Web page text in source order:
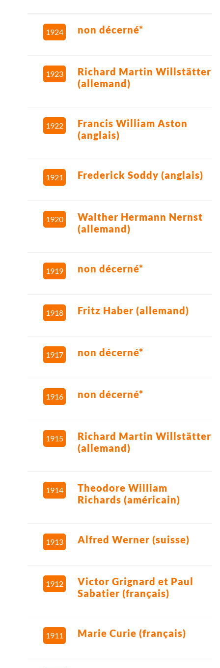
1924 non décerné*
1923
Richard Martin Willstätter
(allemand)
1922
Francis William Aston
(anglais)
1921 Frederick Soddy (anglais)
1920
Walther Hermann Nernst
(allemand)
1919 non décerné*
1918 Fritz Haber (allemand)
1917 non décerné*
1916 non décerné*
1915
Richard Martin Willstätter
(allemand)
1914
Theodore William
Richards (américain)
1913 Alfred Werner (suisse)
1912
Victor Grignard et Paul
Sabatier (français)
1911 Marie Curie (français)